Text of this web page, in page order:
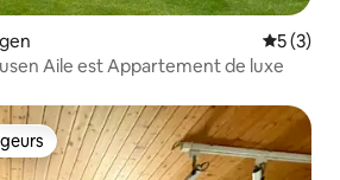
5 (3)
Aile est Appartement de luxe